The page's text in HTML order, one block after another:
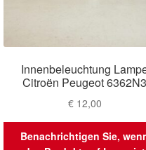
Innenbeleuchtung
Citroën Peugeot 6362N3
€12,00
Benachrichtigen Sie,